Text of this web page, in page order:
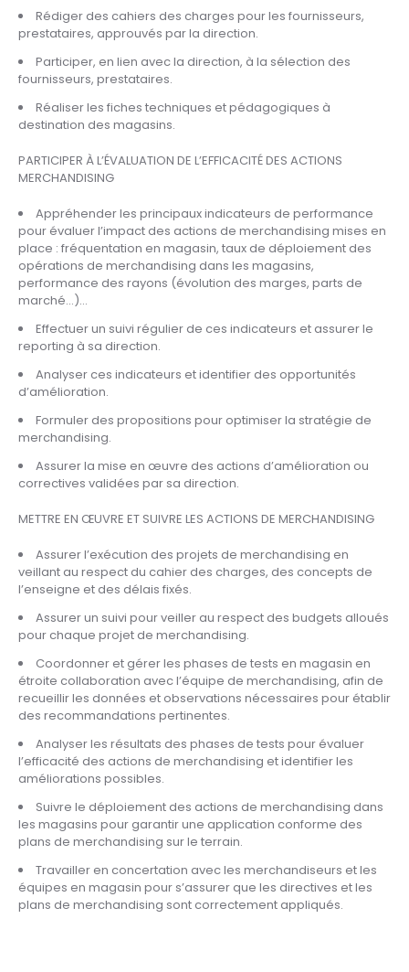
Rédiger des cahiers des charges pour les fournisseurs,
prestataires, approuvés par la direction.
Participer, en lien avec la direction, à la sélection des
fournisseurs, prestataires.
Réaliser les fiches techniques et pédagogiques à
destination des magasins.
PARTICIPER À L’ÉVALUATION DE L’EFFICACITÉ DES ACTIONS
MERCHANDISING
Appréhender les principaux indicateurs de performance
pour évaluer l’impact des actions de merchandising mises en
place : fréquentation en magasin, taux de déploiement des
opérations de merchandising dans les magasins,
performance des rayons (évolution des marges, parts de
marché…)…
Effectuer un suivi régulier de ces indicateurs et assurer le
reporting à sa direction.
Analyser ces indicateurs et identifier des opportunités
d’amélioration.
Formuler des propositions pour optimiser la stratégie de
merchandising.
Assurer la mise en œuvre des actions d’amélioration ou
correctives validées par sa direction.
METTRE EN ŒUVRE ET SUIVRE LES ACTIONS DE MERCHANDISING
Assurer l’exécution des projets de merchandising en
veillant au respect du cahier des charges, des concepts de
l’enseigne et des délais fixés.
Assurer un suivi pour veiller au respect des budgets alloués
pour chaque projet de merchandising.
Coordonner et gérer les phases de tests en magasin en
étroite collaboration avec l’équipe de merchandising, afin de
recueillir les données et observations nécessaires pour établir
des recommandations pertinentes.
Analyser les résultats des phases de tests pour évaluer
l’efficacité des actions de merchandising et identifier les
améliorations possibles.
Suivre le déploiement des actions de merchandising dans
les magasins pour garantir une application conforme des
plans de merchandising sur le terrain.
Travailler en concertation avec les merchandiseurs et les
équipes en magasin pour s’assurer que les directives et les
plans de merchandising sont correctement appliqués.